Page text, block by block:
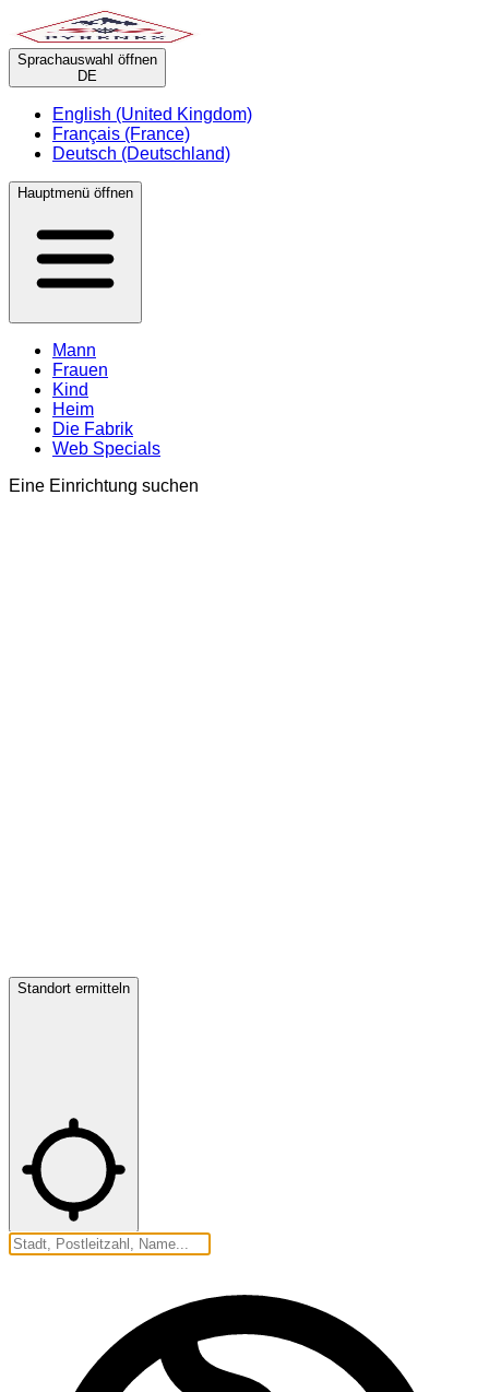
Sprachauswahl öffnen
DE
English (United Kingdom)
Français (France)
Deutsch (Deutschland)
Hauptmenü öffnen
Mann
Frauen
Kind
Heim
Die Fabrik
Web Specials
Eine Einrichtung suchen
Standort ermitteln